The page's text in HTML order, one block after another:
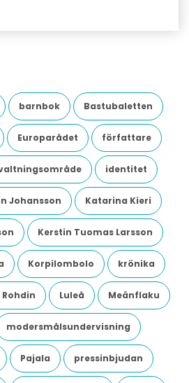
barnbok Bastubaletten
Europarådet författare
identitet
Johansson Katarina Kieri
Kerstin Tuomas Larsson
Korpilombolo krönika
Luleå Meänflaku
modersmålsundervisning
Pajala pressinbjudan